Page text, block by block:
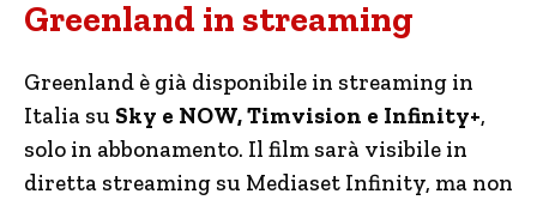
Greenland in streaming
Greenland è già disponibile in streaming in
Italia su Sky e NOW, Timvision e Infinity+,
solo in abbonamento. Il film sarà visibile in
diretta streaming su Mediaset Infinity, ma non